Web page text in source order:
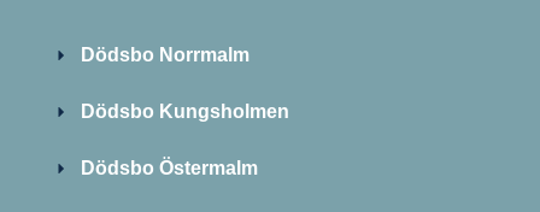
Dödsbo Norrmalm
Dödsbo Kungsholmen
Dödsbo Östermalm